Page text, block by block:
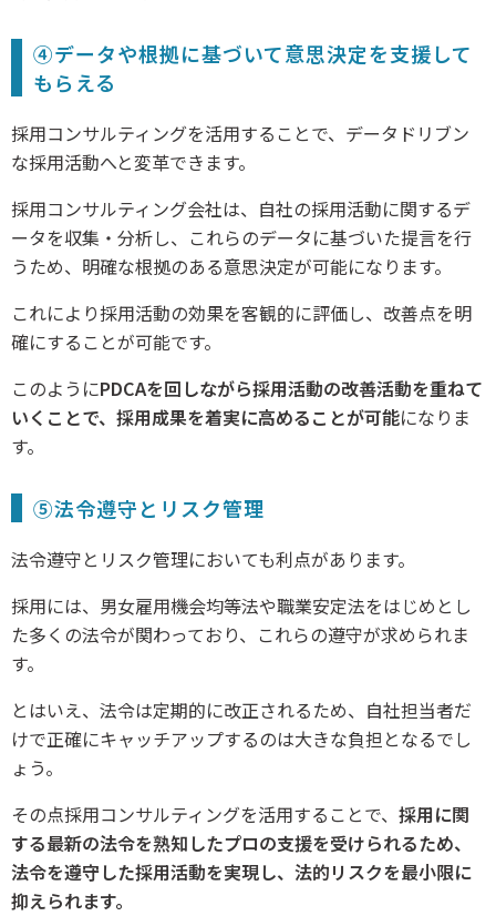
④データや根拠に基づいて意思決定を支援して
もらえる
採用コンサルティングを活用することで、データドリブン
な採用活動へと変革できます。
採用コンサルティング会社は、自社の採用活動に関するデ
ータを収集・分析し、これらのデータに基づいた提言を行
うため、明確な根拠のある意思決定が可能になります。
これにより採用活動の効果を客観的に評価し、改善点を明
確にすることが可能です。
このようにPDCAを回しながら採用活動の改善活動を重ねて
いくことで、採用成果を着実に高めることが可能になりま
す。
⑤法令遵守とリスク管理
法令遵守とリスク管理においても利点があります。
採用には、男女雇用機会均等法や職業安定法をはじめとし
た多くの法令が関わっており、これらの遵守が求められま
す。
とはいえ、法令は定期的に改正されるため、自社担当者だ
けで正確にキャッチアップするのは大きな負担となるでし
ょう。
その点採用コンサルティングを活用することで、 採用に関
する最新の法令を熟知したプロの支援を受けられるため、
法令を遵守した採用活動を実現し、法的リスクを最小限に
抑えられます。